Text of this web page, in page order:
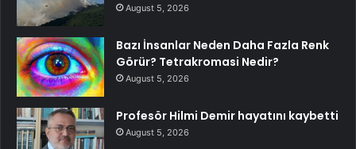
August 5, 2026
Bazı İnsanlar Neden Daha Fazla Renk
Görür? Tetrakromasi Nedir?
August 5, 2026
Profesör Hilmi Demir hayatını kaybetti
August 5, 2026